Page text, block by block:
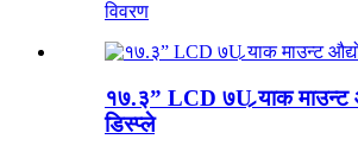
विवरण
१७.३” LCD ७U र्‍याक माउन्ट
डिस्प्ले